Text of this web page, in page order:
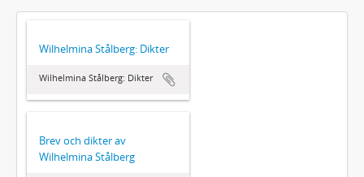
Wilhelmina Stålberg: Dikter
Wilhelmina Stålberg: Dikter
Brev och dikter av
Wilhelmina Stålberg